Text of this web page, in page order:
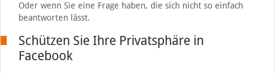
Oder wenn Sie eine Frage haben, die sich nicht so einfach
beantworten lässt.
Schützen Sie Ihre Privatsphäre in
Facebook